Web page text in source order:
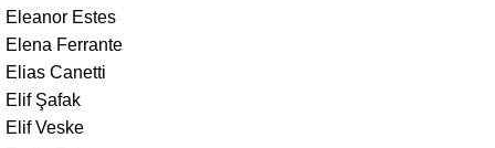
Eleanor Estes
Elena Ferrante
Elias Canetti
Elif Şafak
Elif Veske